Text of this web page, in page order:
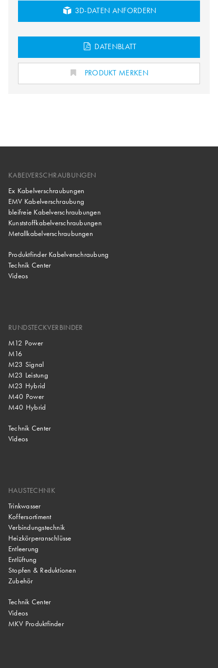
3D-DATEN ANFORDERN
DATENBLATT
PRODUKT MERKEN
KABELVERSCHRAUBUNGEN
Ex Kabelverschraubungen
EMV Kabelverschraubung
bleifreie Kabelverschraubungen
Kunststoffkabelverschraubungen
Metallkabelverschraubungen
Produktfinder Kabelverschraubung
Technik Center
Videos
RUNDSTECKVERBINDER
M12 Power
M16
M23 Signal
M23 Leistung
M23 Hybrid
M40 Power
M40 Hybrid
Technik Center
Videos
HAUSTECHNIK
Trinkwasser
Koffersortiment
Verbindungstechnik
Heizkörperanschlüsse
Entleerung
Entlüftung
Stopfen & Reduktionen
Zubehör
Technik Center
Videos
MKV Produktfinder